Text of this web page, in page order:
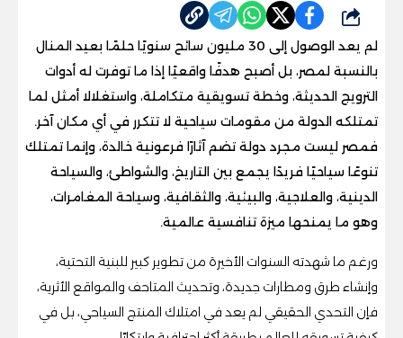
شارك
لم يعد الوصول إلى 30 مليون سائح سنويًا حلمًا بعيد المنال
بالنسبة لمصر، بل أصبح هدفًا واقعيًا إذا ما توفرت له أدوات
الترويج الحديثة، وخطة تسويقية متكاملة، واستغلالا أمثل لما
تمتلكه الدولة من مقومات سياحية لا تتكرر في أي مكان آخر.
فمصر ليست مجرد دولة تضم آثارًا فرعونية خالدة، وإنما تمتلك
تنوعًا سياحيًا فريدًا يجمع بين التاريخ، والشواطئ، والسياحة
الدينية، والعلاجية، والبيئية، والثقافية، وسياحة المغامرات،
وهو ما يمنحها ميزة تنافسية عالمية.
ورغم ما شهدته السنوات الأخيرة من تطوير كبير للبنية التحتية،
وإنشاء طرق ومطارات جديدة، وتحديث المتاحف والمواقع الأثرية،
فإن التحدي الحقيقي لم يعد في امتلاك المنتج السياحي، بل في